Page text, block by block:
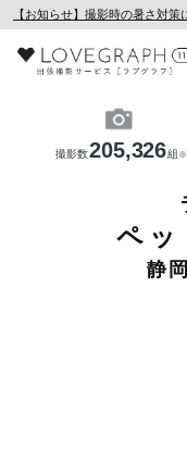
【お知らせ】撮影時の暑さ対策
撮影数205,326組 ※
ペッ
静